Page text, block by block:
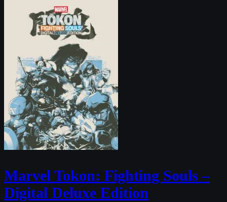
Marvel Tokon: Fighting Souls –
Digital Deluxe Edition